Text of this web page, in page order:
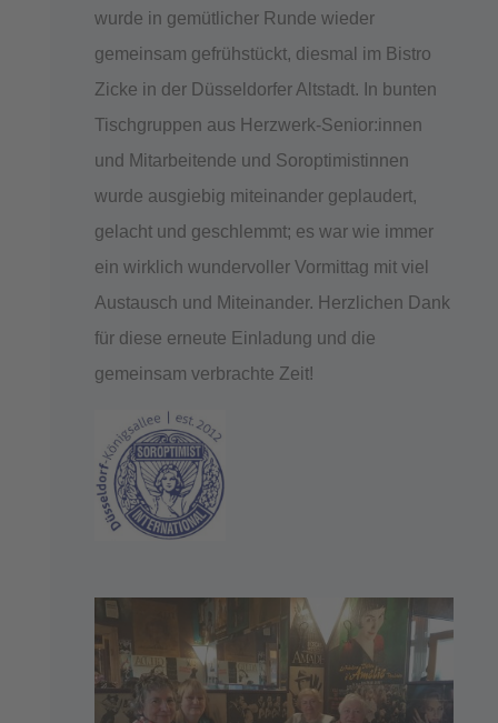
wurde in gemütlicher Runde wieder
gemeinsam gefrühstückt, diesmal im Bistro
Zicke in der Düsseldorfer Altstadt. In bunten
Tischgruppen aus Herzwerk-Senior:innen
und Mitarbeitende und Soroptimistinnen
wurde ausgiebig miteinander geplaudert,
gelacht und geschlemmt; es war wie immer
ein wirklich wundervoller Vormittag mit viel
Austausch und Miteinander. Herzlichen Dank
für diese erneute Einladung und die
gemeinsam verbrachte Zeit!